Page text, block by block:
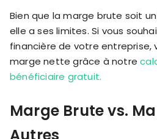
Bien que la marge brute soit
elle a ses limites. Si vous
financière de votre entreprise,
marge nette grâce à notre
bénéficiaire gratuit.
Marge Brute vs.
Autres